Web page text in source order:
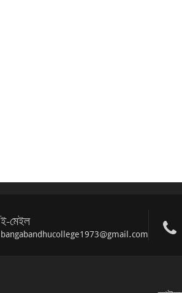
ই-মেইল
bangabandhucollege1973@gmail.com